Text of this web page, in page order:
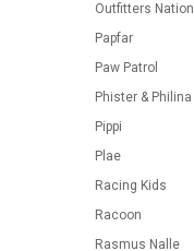
Outfitters Nation
Papfar
Paw Patrol
Phister & Philina
Pippi
Plae
Racing Kids
Racoon
Rasmus Nalle